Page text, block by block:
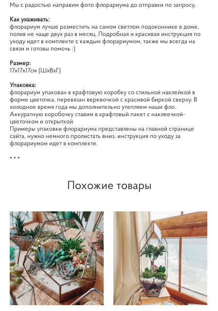
Мы с радостью направим фото флорариума до отправки по запросу,
Как ухаживать:
флорариум лучше разместить на самом светлом подоконнике в доме,
полив не чаще двух раз в месяц. Подробная и красивая инструкция по
уходу идет в комплекте с каждым флорариумом, также мы всегда на
связи и готовы помочь :)
Размер:
17х17х17см (ШхВхГ)
Упаковка:
флорариум упакован в крафтовую коробку со стильной наклейкой в
форме цветочка, перевязан веревочкой с красивой биркой сверху. В
холодное время года мы дополнительно утепляем наши фло.
Аккуратную коробочку ставим в крафтовый пакет с наклеечкой-
цветочком и открыткой.
Примеры упаковки флорариума представлены на главной странице
сайта, нужно немного пролистать вниз. инструкция по уходу за
флорариумом идет в комплекте.
• • •
Похожие товары